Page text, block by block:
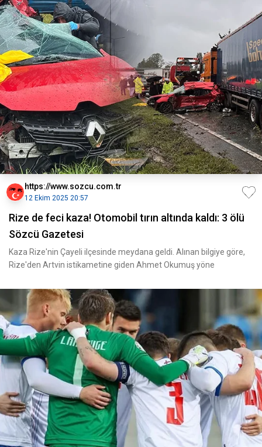
https://www.sozcu.com.tr
12 Ekim 2025 20:57
Rize de feci kaza! Otomobil tırın altında kaldı: 3 ölü
Sözcü Gazetesi
Kaza Rize'nin Çayeli ilçesinde meydana geldi. Alınan bilgiye göre,
Rize'den Artvin istikametine giden Ahmet Okumuş yöne